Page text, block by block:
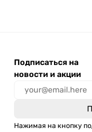
Подписаться на
новости и акции
Нажимая на кнопку